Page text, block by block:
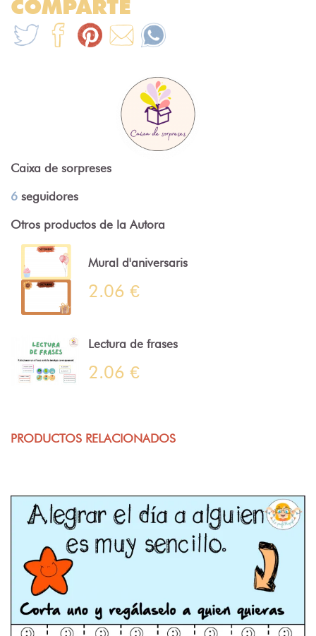
COMPARTE
Caixa de sorpreses
6 seguidores
Otros productos de la Autora
Mural d'aniversaris
2.06 €
Lectura de frases
2.06 €
PRODUCTOS RELACIONADOS